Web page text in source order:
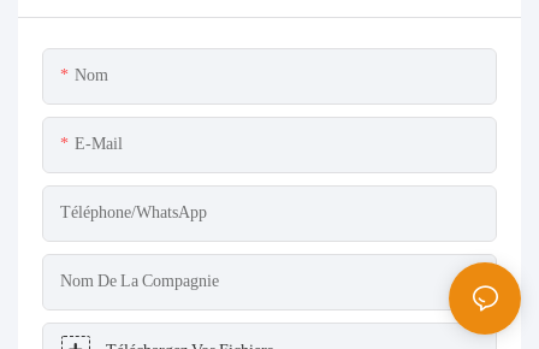
Nom
E-Mail
Téléphone/WhatsApp
Nom De La Compagnie